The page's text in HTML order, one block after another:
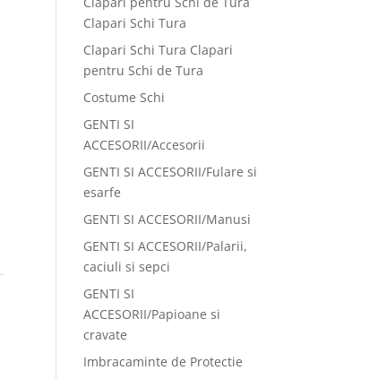
Clapari Schi Tura
Clapari Schi Tura Clapari
pentru Schi de Tura
Costume Schi
GENTI SI
ACCESORII/Accesorii
GENTI SI ACCESORII/Fulare si
esarfe
GENTI SI ACCESORII/Manusi
GENTI SI ACCESORII/Palarii,
caciuli si sepci
GENTI SI
ACCESORII/Papioane si
cravate
Imbracaminte de Protectie